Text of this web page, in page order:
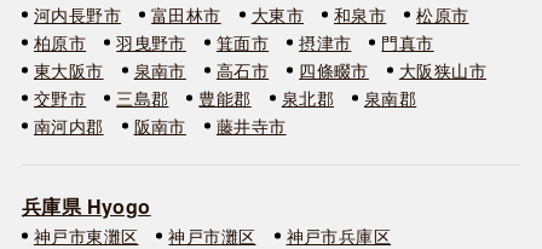
河内長野市
富田林市 大東市 和泉市
松原市
柏原市
羽曳野市 箕面市 摂津市
門真市
東大阪市
泉南市 高石市 四條畷市
大阪狭山市
交野市
三島郡 豊能郡 泉北郡
泉南郡
南河内郡
阪南市 藤井寺市
兵庫県 Hyogo
神戸市東灘区 神戸市灘区
神戸市兵庫区